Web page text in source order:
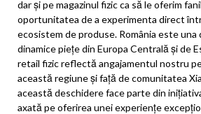
dar și pe magazinul fizic ca să le oferim
oportunitatea de a experimenta direct
ecosistem de produse. România este una
dinamice piețe din Europa Centrală și de
retail fizic reflectă angajamentul nostru
această regiune și față de comunitatea
această deschidere face parte din
axată pe oferirea unei experiențe